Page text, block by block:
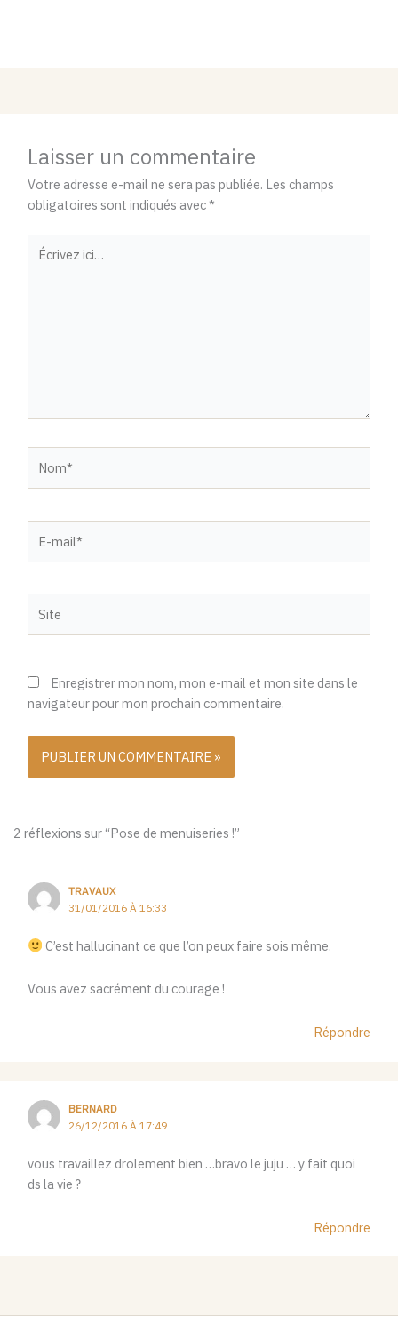
Laisser un commentaire
Votre adresse e-mail ne sera pas publiée. Les champs
obligatoires sont indiqués avec*
Écrivez
ici…
mail*
Enregistrer mon nom, mon e-mail et mon site dans le
navigateur pour mon prochain commentaire.
2 réflexions sur “Pose de menuiseries !”
TRAVAUX
31/01/2016 À 16:33
C’est hallucinant ce que l’on peux faire sois même.
Vous avez sacrément du courage !
Répondre
BERNARD
26/12/2016 À 17:49
vous travaillez drolement bien …bravo le juju … y fait quoi
ds la vie ?
Répondre